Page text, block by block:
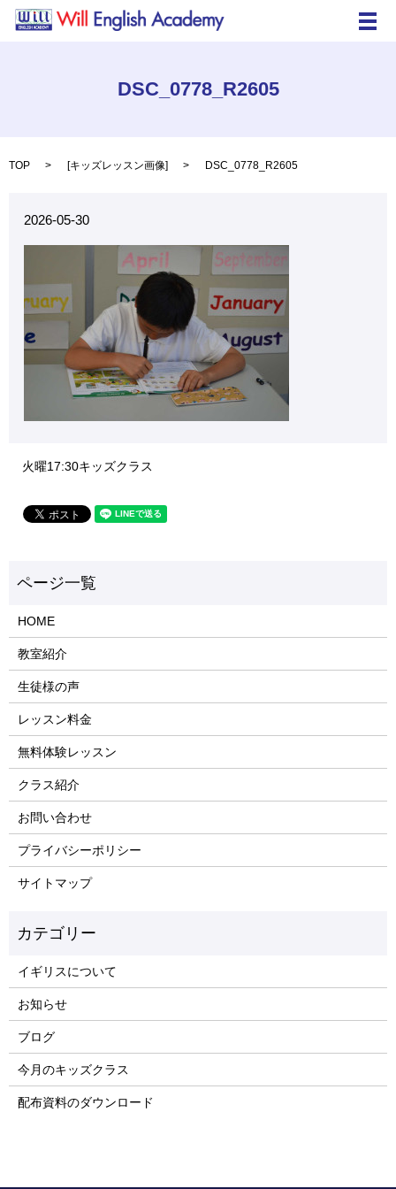
メ
DSC_0778_R2605
TOP [キッズレッスン画像] DSC_0778_R2605
2026-05-30
火曜17:30キッズクラス
HOME
教室紹介
生徒様の声
レッスン料金
無料体験レッスン
クラス紹介
お問い合わせ
プライバシーポリシー
サイトマップ
イギリスについて
お知らせ
ブログ
今月のキッズクラス
配布資料のダウンロード